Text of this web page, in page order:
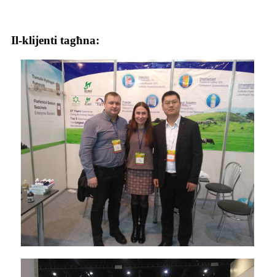
Il-klijenti tagħna: